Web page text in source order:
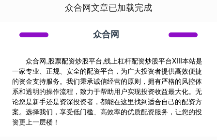
众合网文章已加载完成
众合网
众合网,股票配资炒股平台,线上杠杆配资炒股平台XIII‌本站是
一家专业、正规、安全的配资平台，为广大投资者提供高效便捷
的资金支持服务。我们秉承诚信经营的原则，拥有严格的风控体
系和透明的操作流程，致力于帮助用户实现投资收益最大化。无
论您是新手还是资深投资者，都能在这里找到适合自己的配资方
案。选择我们，享受低门槛、高效率的优质配资服务，让您的投
资更上一层楼！